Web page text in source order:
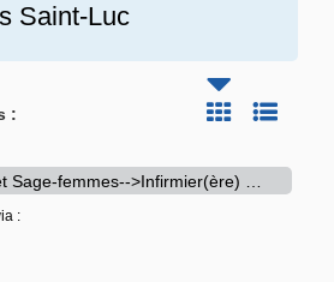
Saint-Luc
:
Métiers Infirmiers et Sage-femmes-->Infirmier(ère) Ressource
: